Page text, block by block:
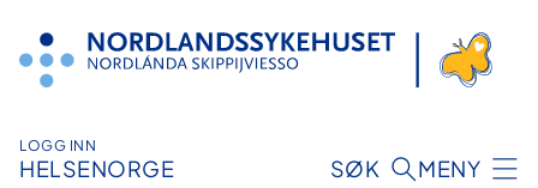
innhold
LOGG INN
HELSENORGE SØK MENY